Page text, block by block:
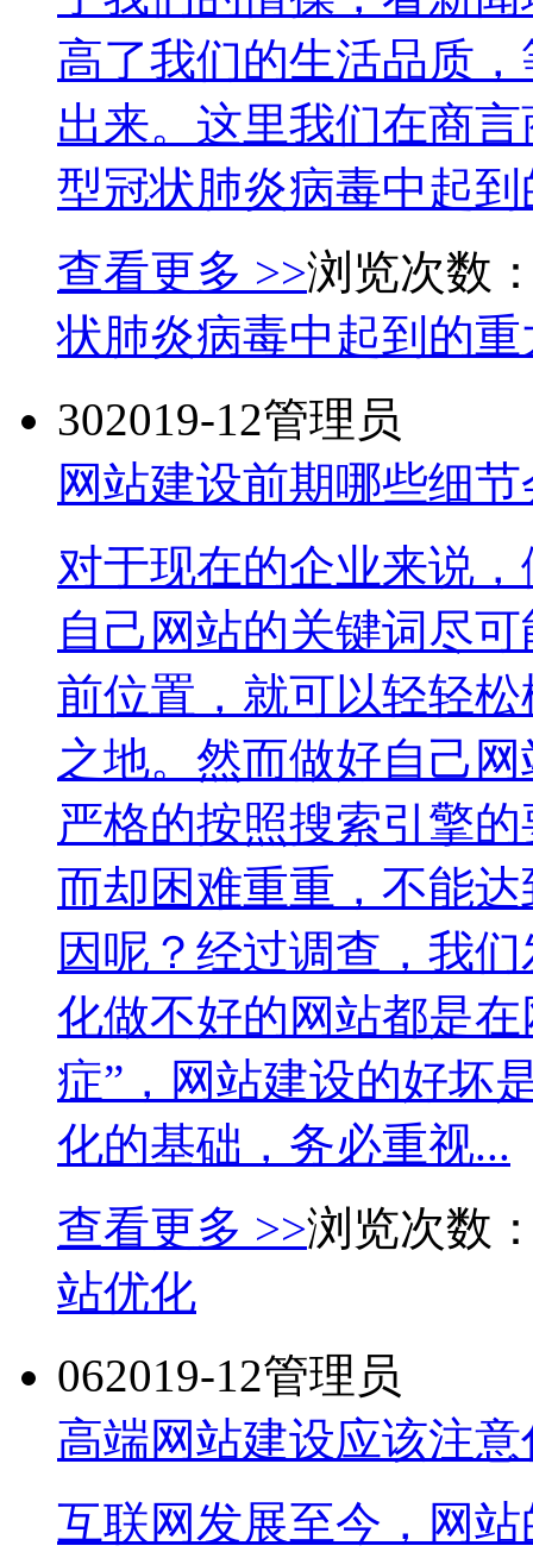
高了我们的生活品质
出来。这里我们在商
型冠状肺炎病毒中起到
查看更多 >>浏览次数
状肺炎病毒中起到的
302019-12管理员
网站建设前期哪些细
对于现在的企业来说
自己网站的关键词尽
前位置，就可以轻轻
之地。然而做好自己
严格的按照搜索引擎
而却困难重重，不能
因呢？经过调查，我
化做不好的网站都是
症”，网站建设的好坏
化的基础，务必重视...
查看更多 >>浏览次数
站优化
062019-12管理员
高端网站建设应该注
互联网发展至今，网